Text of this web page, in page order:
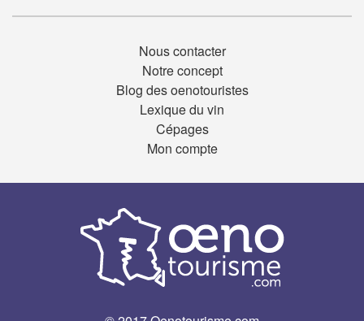
Nous contacter
Notre concept
Blog des oenotouristes
Lexique du vin
Cépages
Mon compte